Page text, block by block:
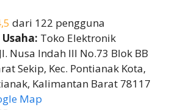
dari 122 pengguna
Toko Elektronik
Jl. Nusa Indah III No.73 Blok BB
Sekip, Kec. Pontianak Kota,
Kalimantan Barat 78117
Map